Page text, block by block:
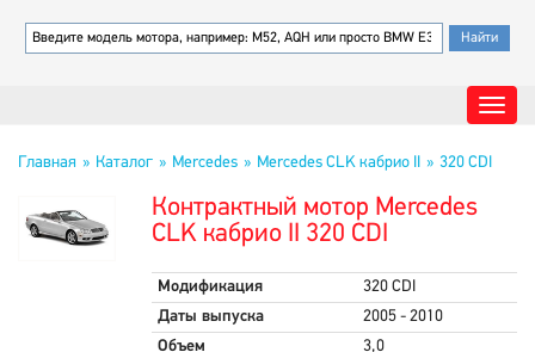
Главная Каталог Mercedes Mercedes CLK кабрио II 320 CDI
Контрактный мотор Mercedes
CLK кабрио II 320 CDI
Модификация
320 CDI
Даты выпуска
2005 - 2010
Объем
3,0